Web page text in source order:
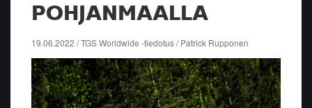
POHJANMAALLA
19.06.2022 / TGS Worldwide -tiedotus / Patrick Rupponen